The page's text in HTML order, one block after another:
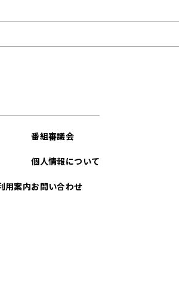
用案内
番組審議会
個人情報について
お問い合わせ